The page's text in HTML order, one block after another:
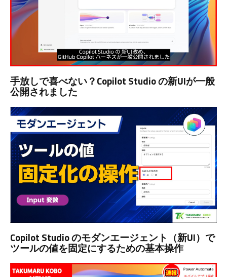
手放しで喜べない？Copilot Studio の新UIが一般
公開されました
Copilot Studio のモダンエージェント（新UI）で
ツールの値を固定にするための基本操作